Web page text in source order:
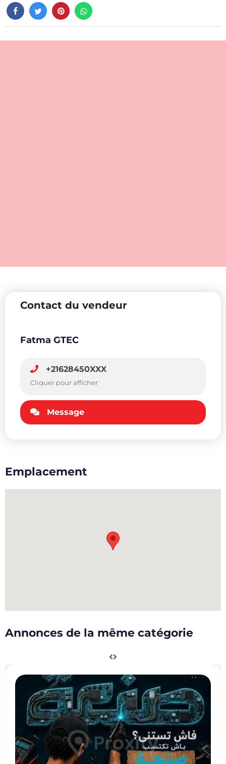
Contact du vendeur
Fatma GTEC
+21628450XXX
Cliquer pour afficher
Message
Emplacement
Annonces de la même catégorie